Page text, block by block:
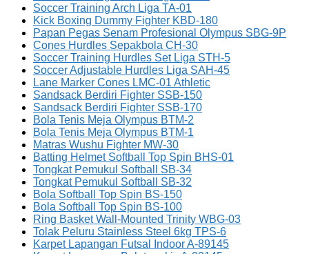
Soccer Training Arch Liga TA-01
Kick Boxing Dummy Fighter KBD-180
Papan Pegas Senam Profesional Olympus SBG-9P
Cones Hurdles Sepakbola CH-30
Soccer Training Hurdles Set Liga STH-5
Soccer Adjustable Hurdles Liga SAH-45
Lane Marker Cones LMC-01 Athletic
Sandsack Berdiri Fighter SSB-150
Sandsack Berdiri Fighter SSB-170
Bola Tenis Meja Olympus BTM-2
Bola Tenis Meja Olympus BTM-1
Matras Wushu Fighter MW-30
Batting Helmet Softball Top Spin BHS-01
Tongkat Pemukul Softball SB-34
Tongkat Pemukul Softball SB-32
Bola Softball Top Spin BS-150
Bola Softball Top Spin BS-100
Ring Basket Wall-Mounted Trinity WBG-03
Tolak Peluru Stainless Steel 6kg TPS-6
Karpet Lapangan Futsal Indoor A-89145